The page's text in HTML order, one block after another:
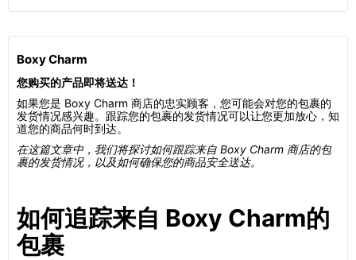
Boxy Charm
您购买的产品即将送达！
如果您是 Boxy Charm 商店的忠实顾客，您可能会对您的包裹的
发货情况感兴趣。跟踪您的包裹的发货情况可以让您更加放心，知
道您的商品何时到达。
在这篇文章中，我们将探讨如何跟踪来自 Boxy Charm 商店的包
裹的发货情况，以及如何确保您的商品安全送达。
如何追踪来自 Boxy Charm的
包裹